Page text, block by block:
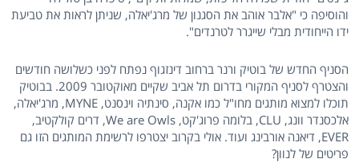
והוסיפה כי "אלבר אוהב את הסגנון של מרג'יאלה, שניתן לראות את טביעת
ידו הייחודית מבלי שייגרר לטרנדים".
הסניף החדש של בוטיק ורנר ברחוב דינזגוף נפתח לפני כשלושה חודשים
והצטרף לסניף המקורי בדרום תל אביב שקיים מאוקטובר 2009. בבוטיק
תוכלו למצוא מותגים מחו"ל כמו אקנה, סינתיה וינסנט, MYNE, מרג'יאלה,
אלכסנדר וונג, CLU, בלומה פרוג'קט, We are Owls, דרים קולקטיב,
EVER, דיאנה אורבינג ועוד. אולי בקרוב יצטרפו לרשימת המותגים הזו גם
פריטים של לנוון?